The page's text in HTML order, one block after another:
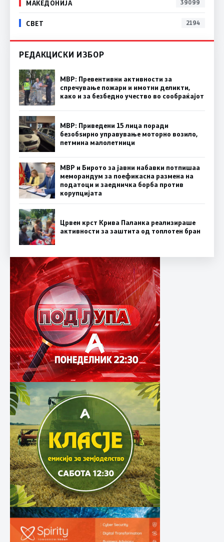
МАКЕДОНИЈА 39099
СВЕТ 2194
РЕДАКЦИСКИ ИЗБОР
МВР: Превентивни активности за
спречување пожари и имотни деликти,
како и за безбедно учество во сообраќајот
МВР: Приведени 15 лица поради
безобѕирно управување моторно возило,
петмина малолетници
МВР и Бирото за јавни набавки потпишаа
меморандум за поефикасна размена на
податоци и заедничка борба против
корупцијата
Црвен крст Крива Паланка реализираше
активности за заштита од топлотен бран